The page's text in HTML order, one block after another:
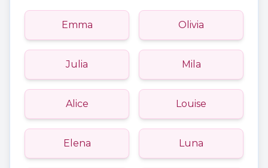
Emma Olivia
Julia Mila
Alice Louise
Elena Luna